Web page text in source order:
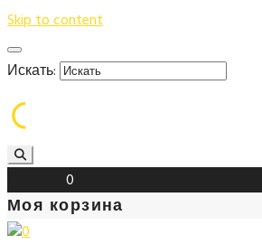
Skip to content
Искать:
0
Моя корзина
0